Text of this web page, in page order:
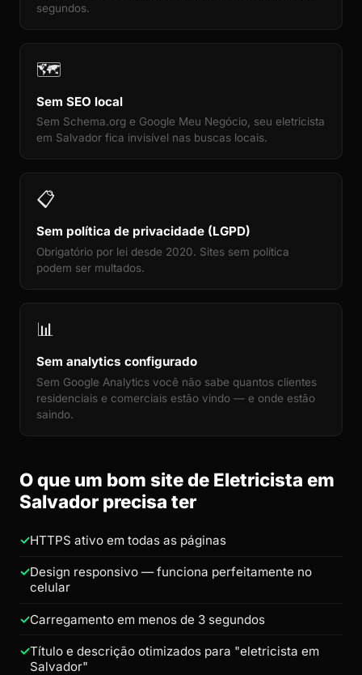
segundos.
🗺️
Sem SEO local
Sem Schema.org e Google Meu Negócio, seu eletricista
em Salvador fica invisível nas buscas locais.
📋
Sem política de privacidade (LGPD)
Obrigatório por lei desde 2020. Sites sem política
podem ser multados.
📊
Sem analytics configurado
Sem Google Analytics você não sabe quantos clientes
residenciais e comerciais estão vindo — e onde estão
saindo.
O que um bom site de Eletricista em
Salvador precisa ter
HTTPS ativo em todas as páginas
Design responsivo — funciona perfeitamente no
celular
Carregamento em menos de 3 segundos
Título e descrição otimizados para "eletricista em
Salvador"